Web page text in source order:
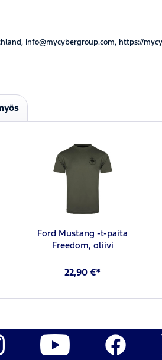
Info@mycybergroup.com, https://
Ford Mustang -t-paita
Freedom, oliivi
22,90 €*